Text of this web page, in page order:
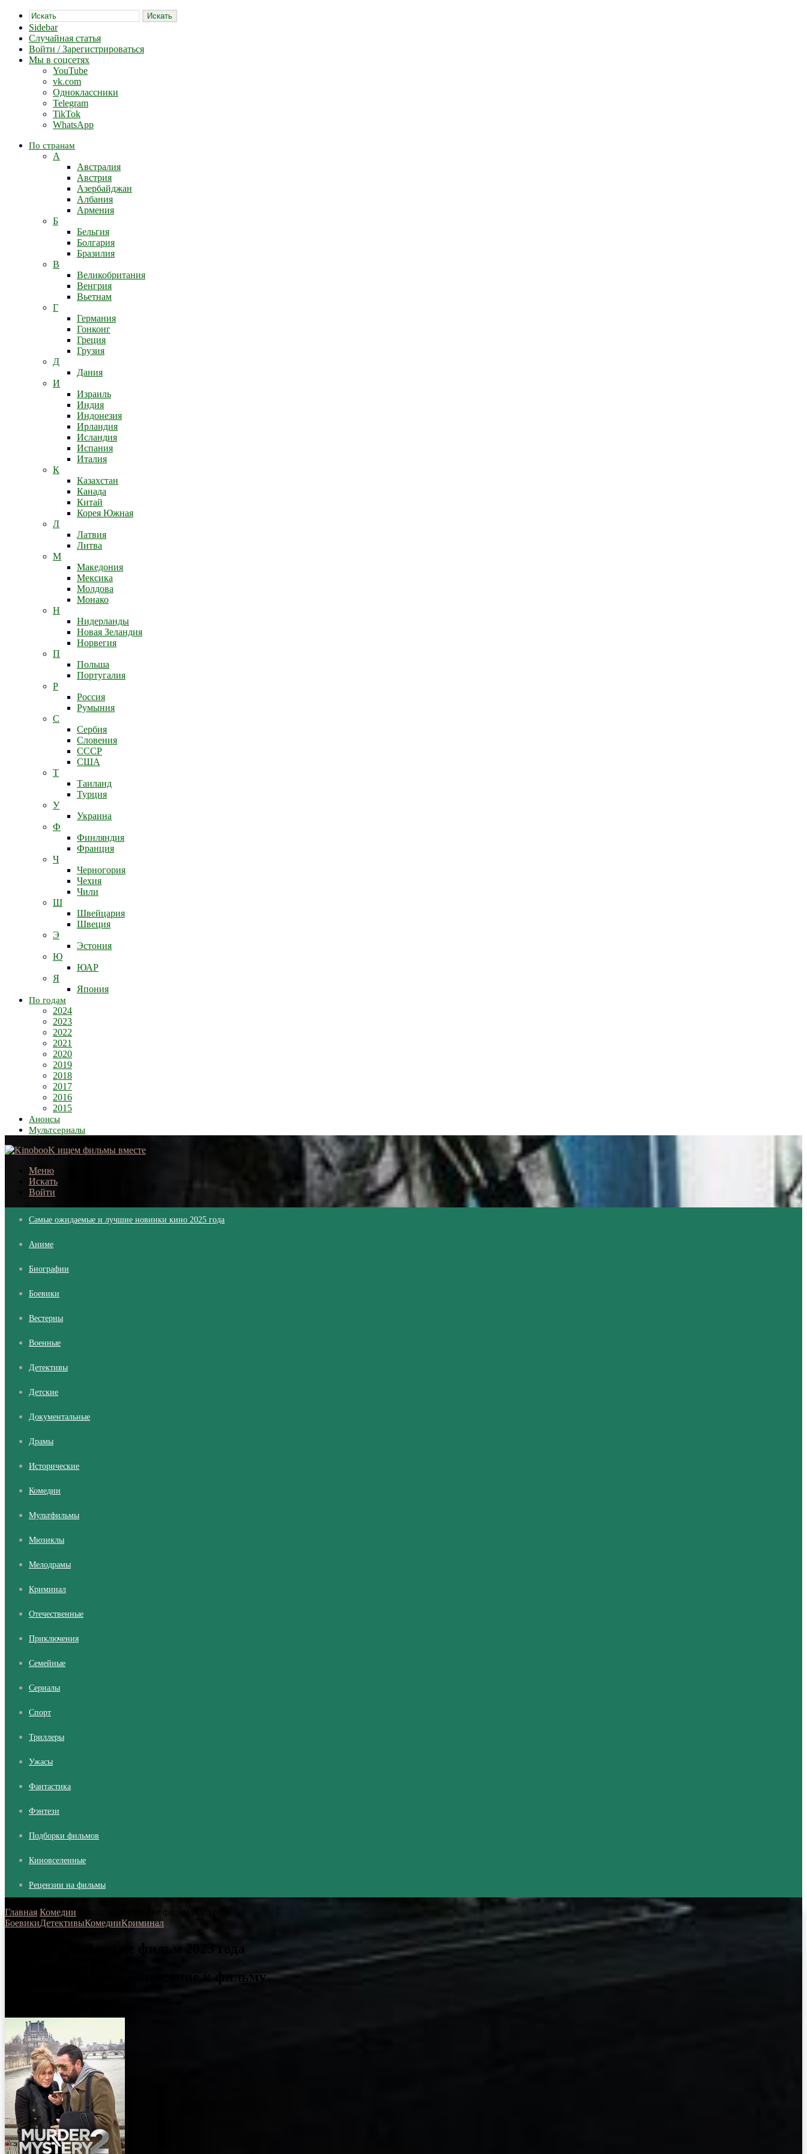
Искать
Sidebar
Случайная статья
Войти / Зарегистрироваться
Мы в соцсетях
YouTube
vk.com
Одноклассники
Telegram
TikTok
WhatsApp
По странам
А
Австралия
Австрия
Азербайджан
Албания
Армения
Б
Бельгия
Болгария
Бразилия
В
Великобритания
Венгрия
Вьетнам
Г
Германия
Гонконг
Греция
Грузия
Д
Дания
И
Израиль
Индия
Индонезия
Ирландия
Исландия
Испания
Италия
К
Казахстан
Канада
Китай
Корея Южная
Л
Латвия
Литва
М
Македония
Мексика
Молдова
Монако
Н
Нидерланды
Новая Зеландия
Норвегия
П
Польша
Португалия
Р
Россия
Румыния
С
Сербия
Словения
СССР
США
Т
Таиланд
Турция
У
Украина
Ф
Финляндия
Франция
Ч
Черногория
Чехия
Чили
Ш
Швейцария
Швеция
Э
Эстония
Ю
ЮАР
Я
Япония
По годам
2024
2023
2022
2021
2020
2019
2018
2017
2016
2015
Анонсы
Мультсериалы
Меню
Искать
Войти
Самые ожидаемые и лучшие новинки кино 2025 года
Аниме
Биографии
Боевики
Вестерны
Военные
Детективы
Детские
Документальные
Драмы
Исторические
Комедии
Мультфильмы
Мюзиклы
Мелодрамы
Криминал
Отечественные
Приключения
Семейные
Сериалы
Cпорт
Триллеры
Ужасы
Фантастика
Фэнтези
Подборки фильмов
Киновселенные
Рецензии на фильмы
Главная Комедии
Убийство в Париже фильм 2023 года
БоевикиДетективыКомедииКриминал
Убийство в Париже фильм 2023 года
Убийство в Париже описание к фильму